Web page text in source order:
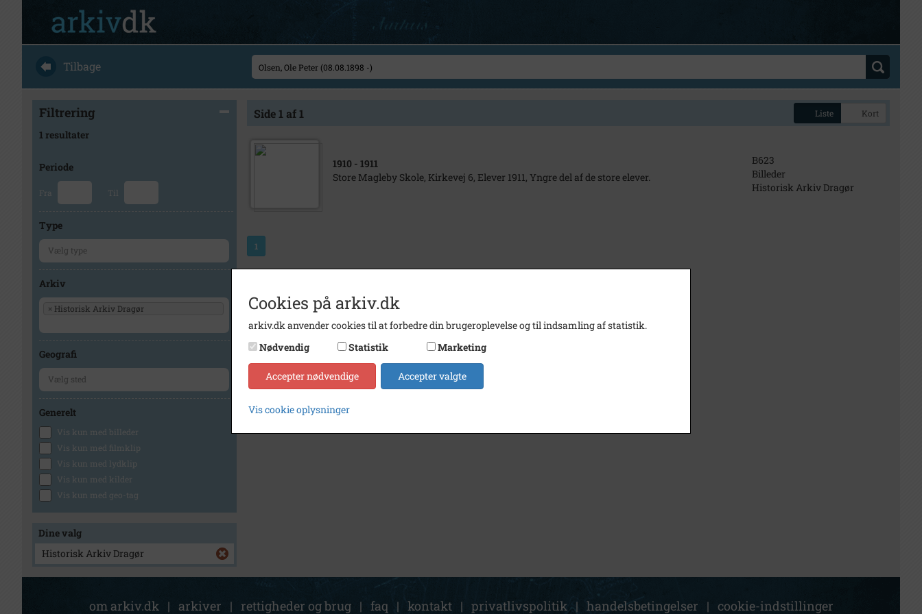
Tilbage
Filtrering
1 resultater
Periode
Fra Til
Type
Arkiv
× Historisk Arkiv Dragør
Geografi
Generelt
Vis kun med billeder
Vis kun med filmklip
Vis kun med lydklip
Vis kun med kilder
Vis kun med geo-tag
Dine valg
Historisk Arkiv Dragør
Side 1 af 1 Liste Kort
1910 - 1911
Store Magleby Skole, Kirkevej 6, Elever 1911, Yngre del af de store elever.
B623
Billeder
Historisk Arkiv Dragør
1
om arkiv.dk | arkiver | rettigheder og brug | faq | kontakt | privatlivspolitik | handelsbetingelser | cookie-indstillinger
Cookies på arkiv.dk
arkiv.dk anvender cookies til at forbedre din brugeroplevelse og til indsamling af statistik.
Nødvendig
Statistik Marketing
Accepter nødvendige Accepter valgte
Vis cookie oplysninger